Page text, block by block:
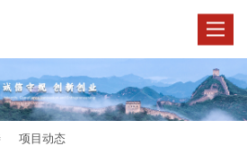
Toggle
项目动态